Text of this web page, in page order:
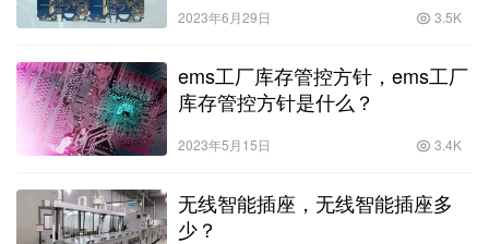
2023年6月29日 3.5K
ems工厂库存管控方针，ems工厂
库存管控方针是什么？
2023年5月15日 3.4K
无线智能插座，无线智能插座多
少？